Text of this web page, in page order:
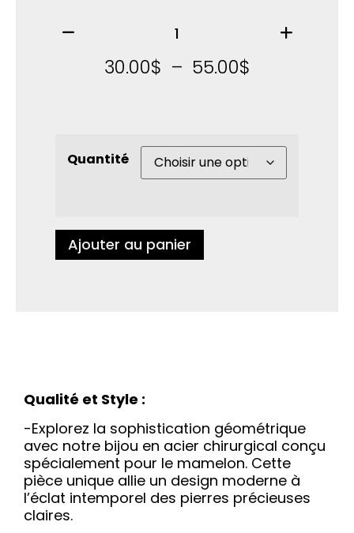
30.00$ – 55.00$
Quantité
Ajouter au panier
Qualité et Style :
-Explorez la sophistication géométrique
avec notre bijou en acier chirurgical conçu
spécialement pour le mamelon. Cette
pièce unique allie un design moderne à
l’éclat intemporel des pierres précieuses
claires.